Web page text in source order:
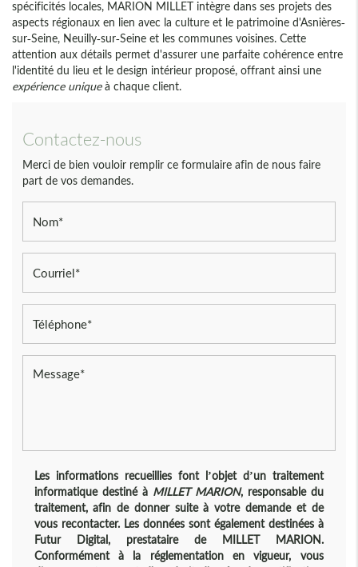
spécificités locales, MARION MILLET intègre dans ses projets des
aspects régionaux en lien avec la culture et le patrimoine d'Asnières-
sur-Seine, Neuilly-sur-Seine et les communes voisines. Cette
attention aux détails permet d'assurer une parfaite cohérence entre
l'identité du lieu et le design intérieur proposé, offrant ainsi une
expérience uniqueà chaque client.
Contactez-nous
Merci de bien vouloir remplir ce formulaire afin de nous faire
part de vos demandes.
Les informations recueillies font l’objet d’un traitement
informatique destiné à
MILLET MARION, responsable du
traitement, afin de donner suite à votre demande et de
vous recontacter. Les données sont également destinées à
Futur Digital, prestataire de MILLET MARION.
Conformément à la réglementation en vigueur, vous